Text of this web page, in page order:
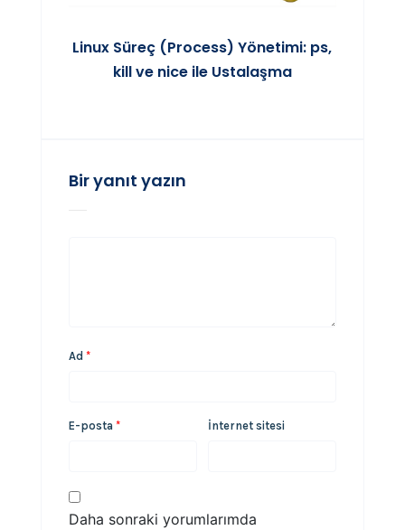
Linux Süreç (Process) Yönetimi: ps,
kill ve nice ile Ustalaşma
Bir yanıt yazın
Ad *
E-posta * İnternet sitesi
Daha sonraki yorumlarımda